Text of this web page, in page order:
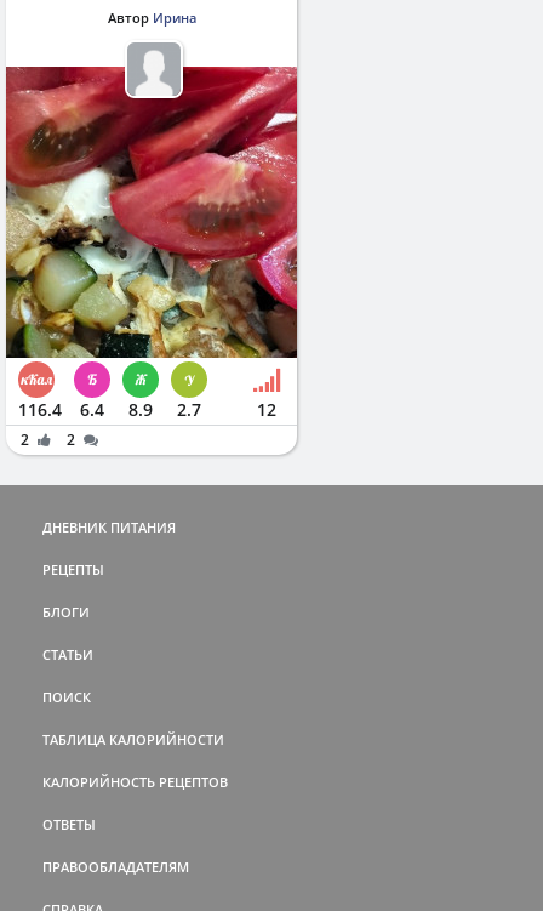
Автор Ирина
116.4 6.4 8.9 2.7 12
2 2
ДНЕВНИК ПИТАНИЯ
РЕЦЕПТЫ
БЛОГИ
СТАТЬИ
ПОИСК
ТАБЛИЦА КАЛОРИЙНОСТИ
КАЛОРИЙНОСТЬ РЕЦЕПТОВ
ОТВЕТЫ
ПРАВООБЛАДАТЕЛЯМ